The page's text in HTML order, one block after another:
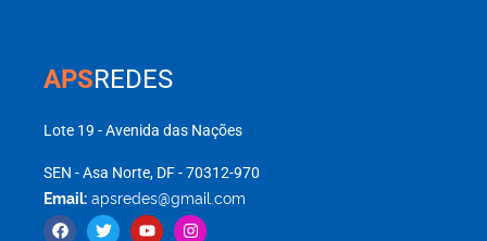
APSREDES
Lote 19 - Avenida das Nações
SEN - Asa Norte, DF - 70312-970
Email: apsredes@gmail.com